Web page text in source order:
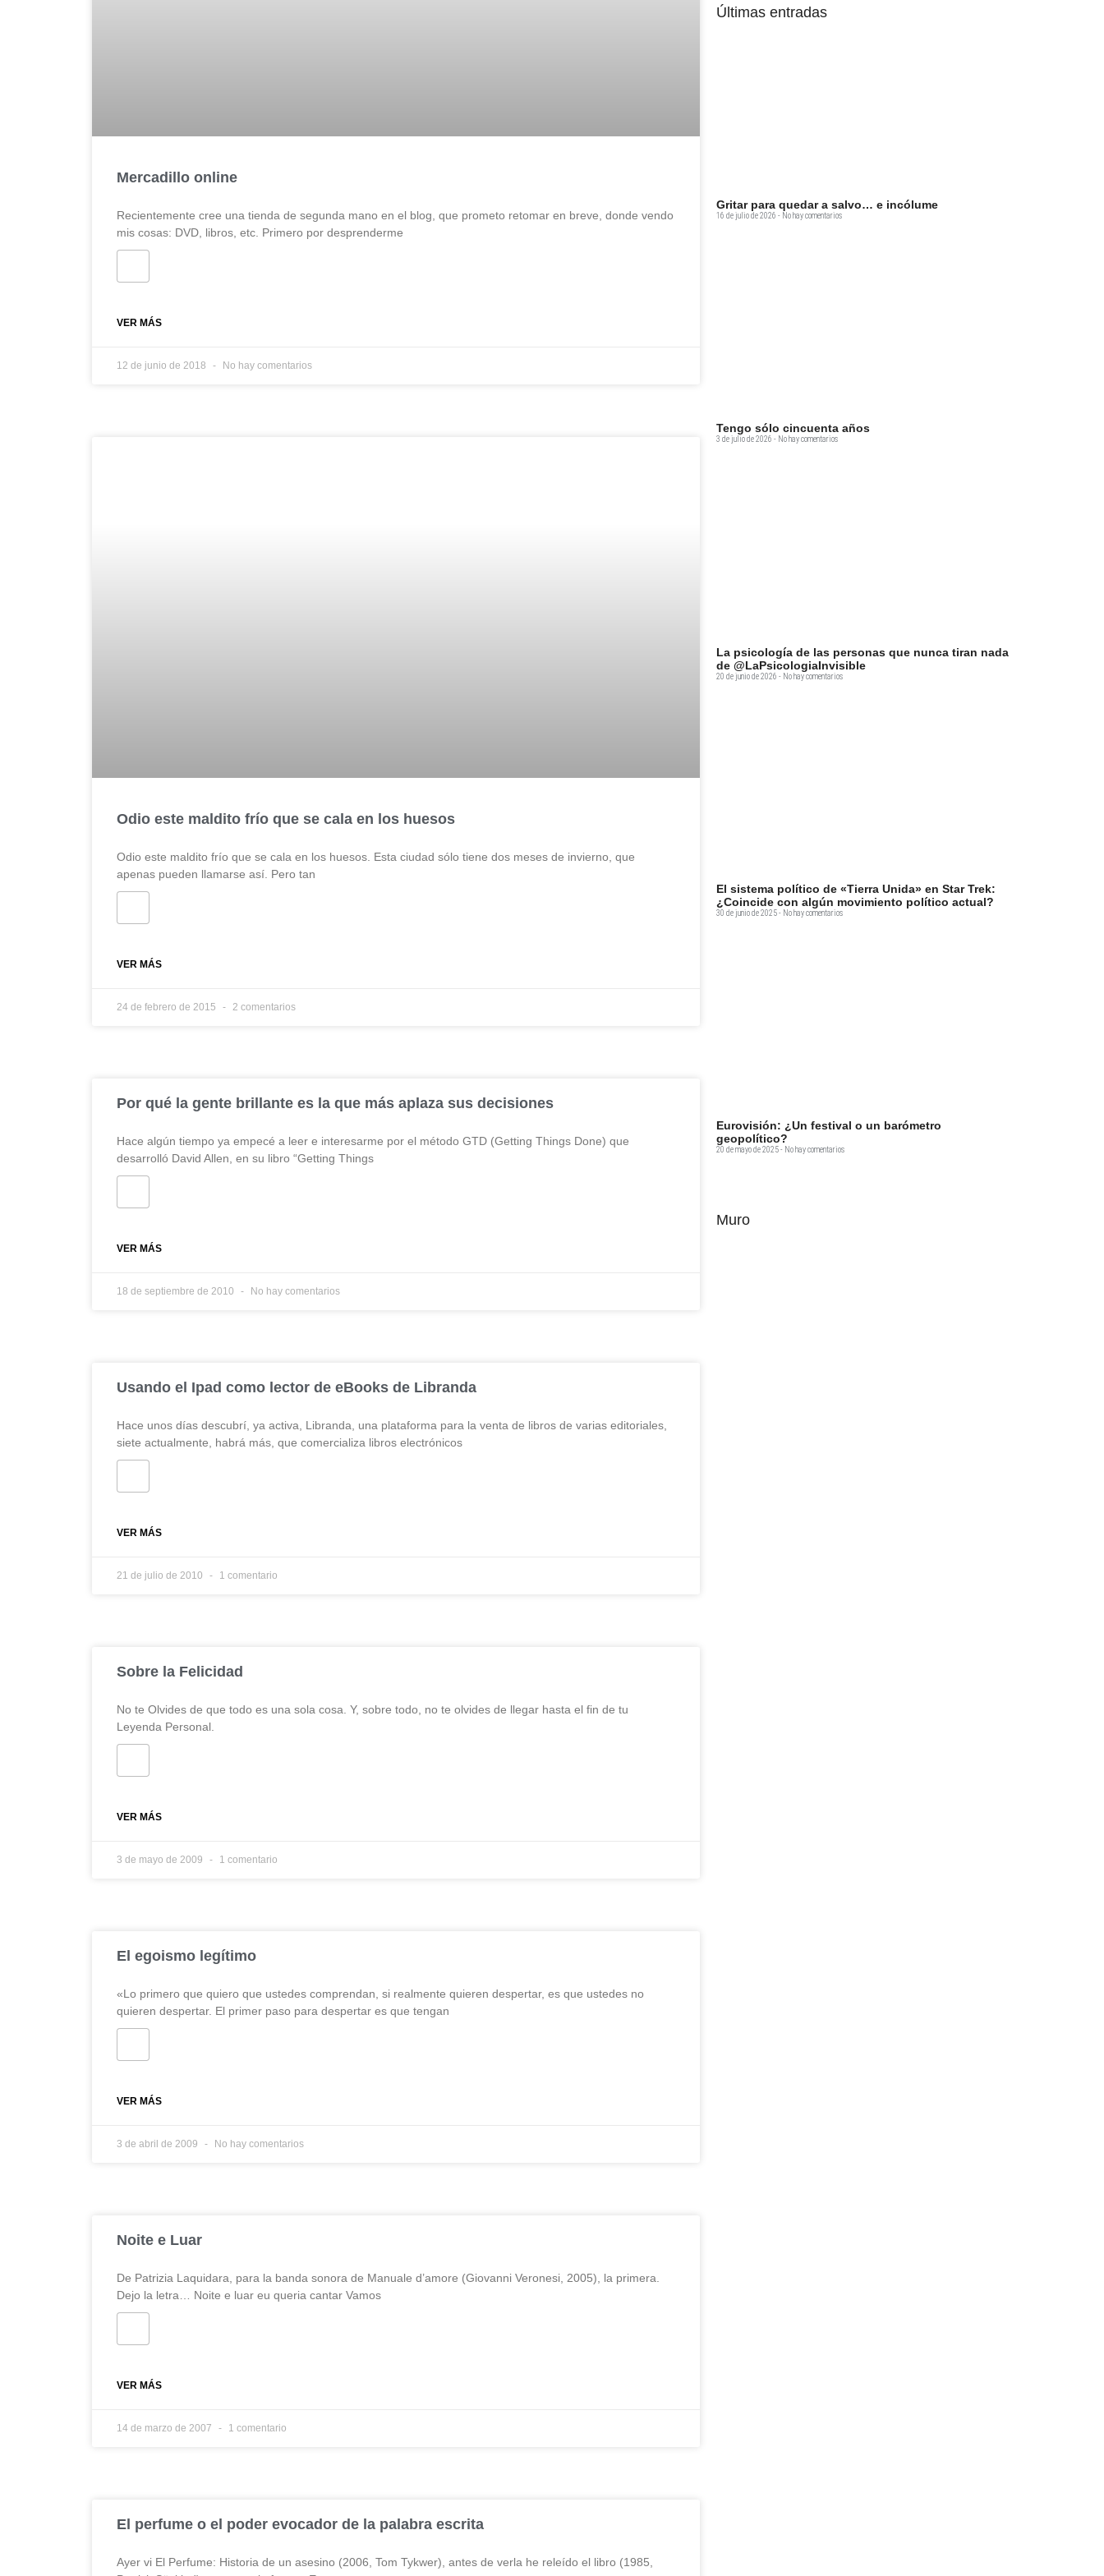
Mercadillo online
Recientemente cree una tienda de segunda mano en el blog, que prometo retomar en breve, donde vendo
mis cosas: DVD, libros, etc. Primero por desprenderme
VER MÁS
12 de junio de 2018 No hay comentarios
Odio este maldito frío que se cala en los huesos
Odio este maldito frío que se cala en los huesos. Esta ciudad sólo tiene dos meses de invierno, que
apenas pueden llamarse así. Pero tan
VER MÁS
24 de febrero de 2015 2 comentarios
Por qué la gente brillante es la que más aplaza sus decisiones
Hace algún tiempo ya empecé a leer e interesarme por el método GTD (Getting Things Done) que
desarrolló David Allen, en su libro “Getting Things
VER MÁS
18 de septiembre de 2010 No hay comentarios
Usando el Ipad como lector de eBooks de Libranda
Hace unos días descubrí, ya activa, Libranda, una plataforma para la venta de libros de varias editoriales,
siete actualmente, habrá más, que comercializa libros electrónicos
VER MÁS
21 de julio de 2010 1 comentario
Sobre la Felicidad
No te Olvides de que todo es una sola cosa. Y, sobre todo, no te olvides de llegar hasta el fin de tu
Leyenda Personal.
VER MÁS
3 de mayo de 2009 1 comentario
El egoismo legítimo
«Lo primero que quiero que ustedes comprendan, si realmente quieren despertar, es que ustedes no
quieren despertar. El primer paso para despertar es que tengan
VER MÁS
3 de abril de 2009 No hay comentarios
Noite e Luar
De Patrizia Laquidara, para la banda sonora de Manuale d’amore (Giovanni Veronesi, 2005), la primera.
Dejo la letra… Noite e luar eu queria cantar Vamos
VER MÁS
14 de marzo de 2007 1 comentario
El perfume o el poder evocador de la palabra escrita
Ayer vi El Perfume: Historia de un asesino (2006, Tom Tykwer), antes de verla he releído el libro (1985,
Últimas entradas
Gritar para quedar a salvo… e incólume
16 de julio de 2026 No hay comentarios
Tengo sólo cincuenta años
3 de julio de 2026 No hay comentarios
La psicología de las personas que nunca tiran nada
de @LaPsicologiaInvisible
20 de junio de 2026 No hay comentarios
El sistema político de «Tierra Unida» en Star Trek:
¿Coincide con algún movimiento político actual?
30 de junio de 2025 No hay comentarios
Eurovisión: ¿Un festival o un barómetro
geopolítico?
20 de mayo de 2025 No hay comentarios
Muro